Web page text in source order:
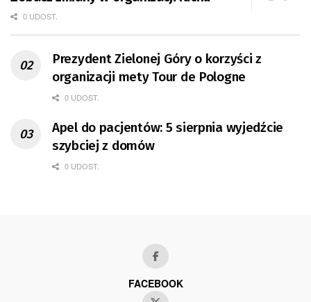
0 UDOST.
Prezydent Zielonej Góry o korzyści z
organizacji mety Tour de Pologne
0 UDOST.
Apel do pacjentów: 5 sierpnia wyjedźcie
szybciej z domów
0 UDOST.
FACEBOOK